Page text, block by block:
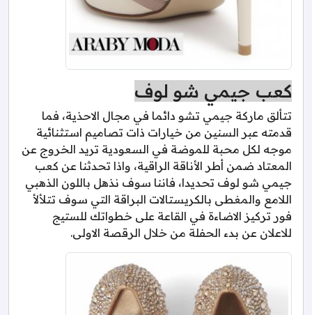
كعب جيمي شو لوف
تتألق ماركة جيمي تشو دائما في مجال الاحذية، فما
قدمته عبر السنين من خيارات ذات تصاميم استثنائية
موجه لكل محبة للموضة في السعودية تريد الخروج عن
المعتاد ضمن أطر الأناقة الراقية، واذا تحدثنا عن كعب
جيمي شو لوف تحديدا، فاننا سوف نذهل باللون الذهبي
اللامع والمغطى بالكريستالات البراقة التي سوف تتلألأ
فور تركيز الاضاءة في القاعة على خطواتك للستيج
للاعلان عن بدء الحفلة من خلال الرقصة الاولى.